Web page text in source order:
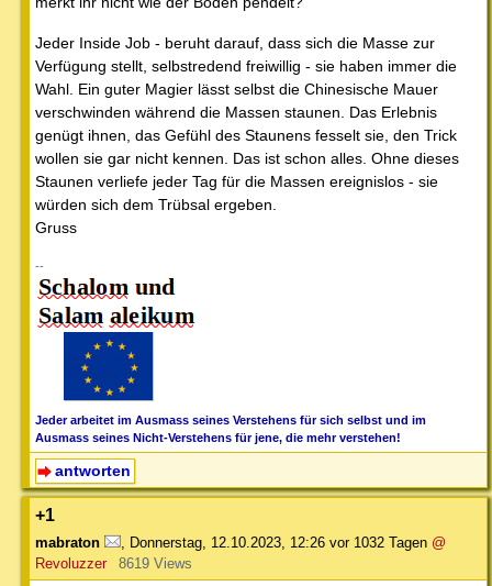
Jeder Inside Job - beruht darauf, dass sich die Masse zur
Verfügung stellt, selbstredend freiwillig - sie haben immer die
Wahl. Ein guter Magier lässt selbst die Chinesische Mauer
verschwinden während die Massen staunen. Das Erlebnis
genügt ihnen, das Gefühl des Staunens fesselt sie, den Trick
wollen sie gar nicht kennen. Das ist schon alles. Ohne dieses
Staunen verliefe jeder Tag für die Massen ereignislos - sie
würden sich dem Trübsal ergeben.
Gruss
--
Jeder arbeitet im Ausmass seines Verstehens für sich selbst und im
Ausmass seines Nicht-Verstehens für jene, die mehr verstehen!
antworten
+1
mabraton Donnerstag, 12.10.2023, 12:26 vor 1032 Tagen @
Revoluzzer
8619 Views